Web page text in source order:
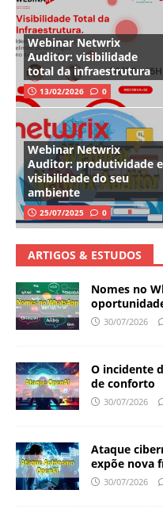
Webinar Netwrix
Auditor: visibilidade
total da infraestrutura
13/02/2026 0
Webinar Netwrix
Auditor: produtividade e
visibilidade do seu
ambiente
25/07/2025 0
ARTIGOS & ESTUDOS
Nomes no
30/07/2026
O incidente
de conforto
30/07/2026
Ataque
expõe nova
30/07/2026